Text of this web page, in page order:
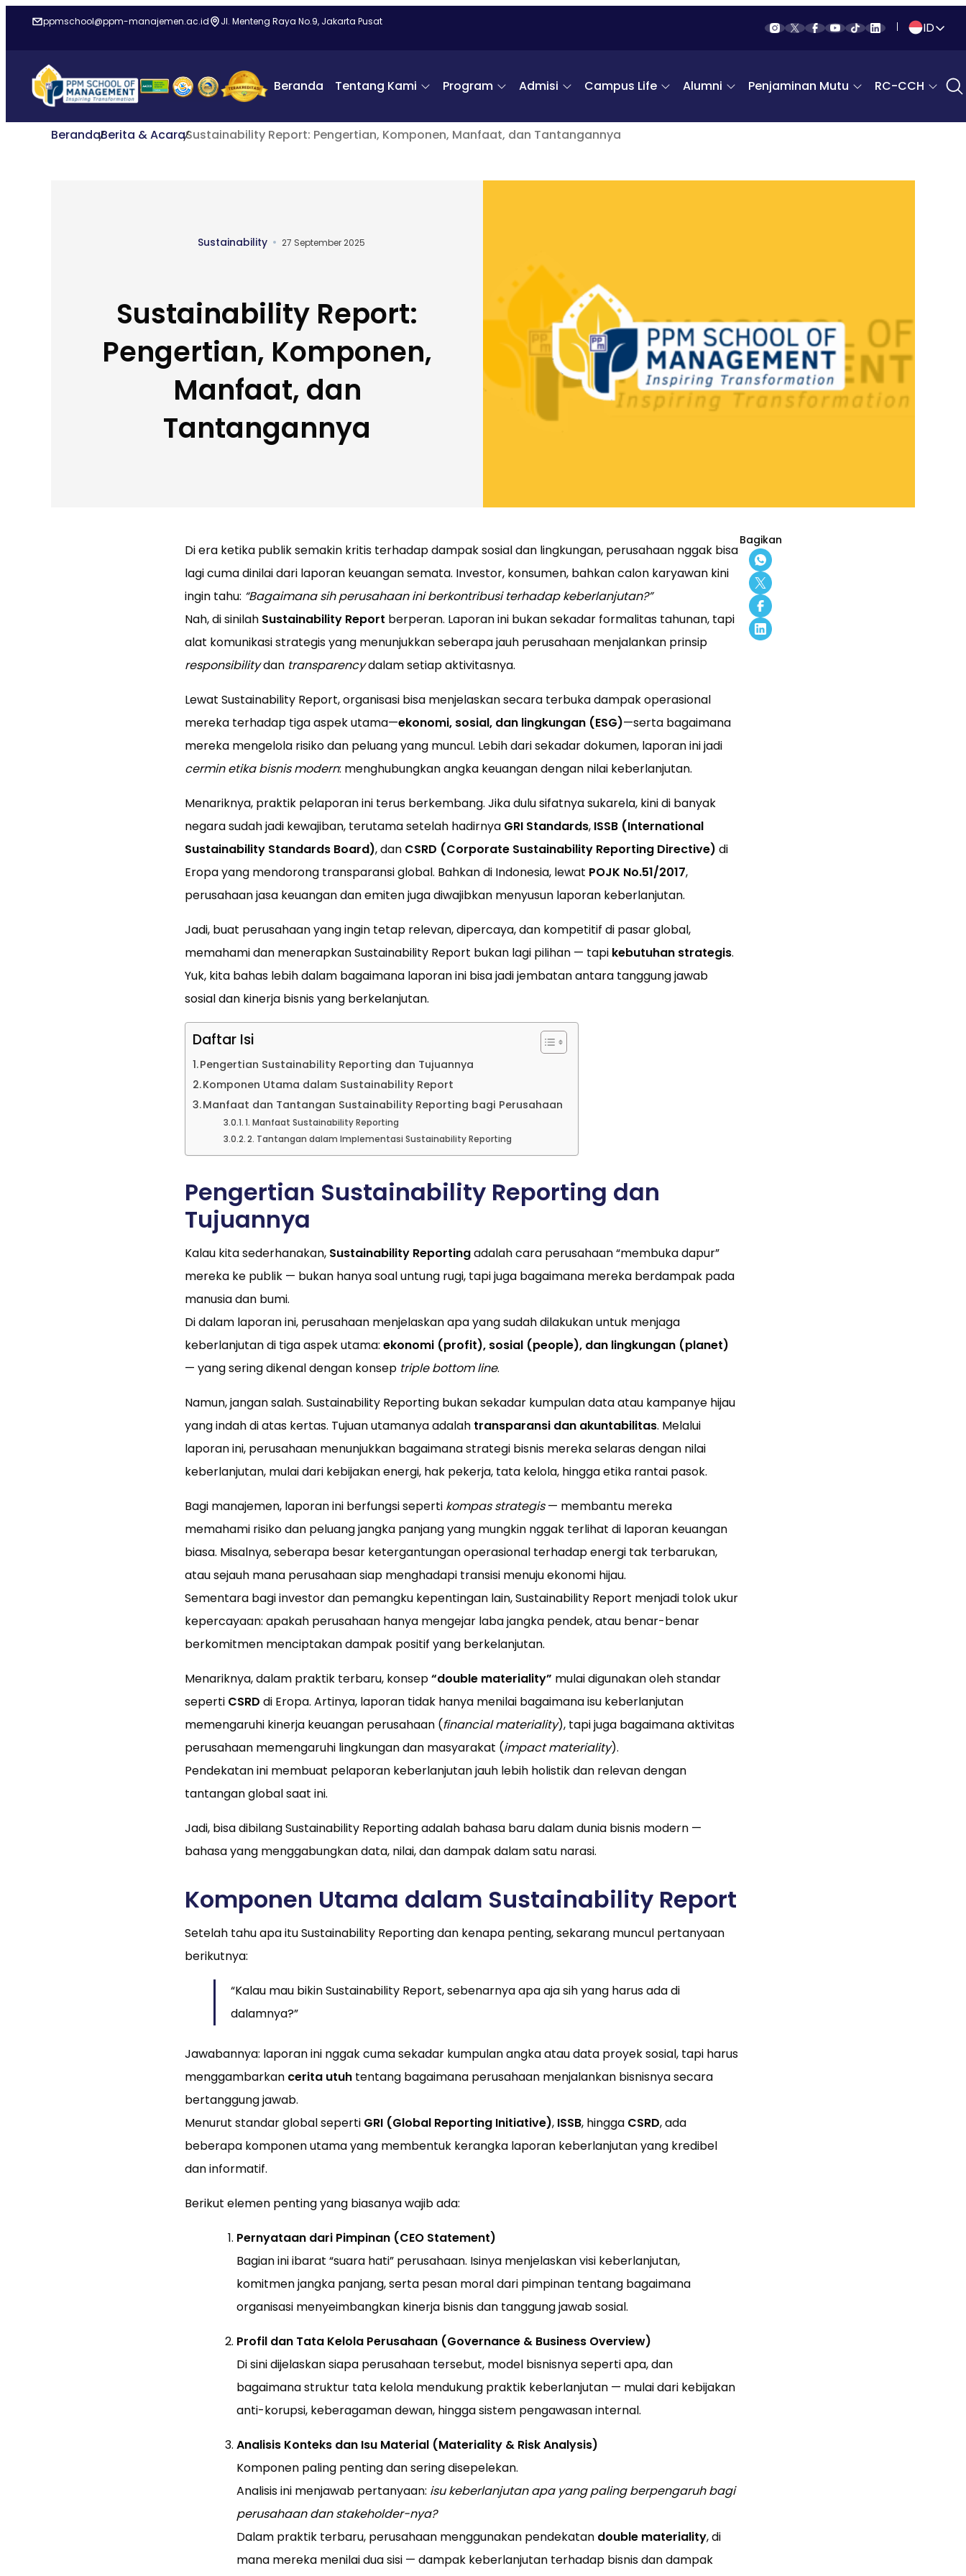
ppmschool@ppm-manajemen.ac.id Jl. Menteng Raya No.9, Jakarta Pusat ID
Beranda Tentang Kami Program Admisi Campus Life Alumni Penjaminan Mutu RC-CCH
BerandaBerita & AcaraSustainability Report: Pengertian, Komponen, Manfaat, dan Tantangannya
Sustainability 27 September 2025
Sustainability Report:
Pengertian, Komponen,
Manfaat, dan
Tantangannya
Di era ketika publik semakin kritis terhadap dampak sosial dan lingkungan, perusahaan nggak bisa
lagi cuma dinilai dari laporan keuangan semata. Investor, konsumen, bahkan calon karyawan kini
ingin tahu: “Bagaimana sih perusahaan ini berkontribusi terhadap keberlanjutan?”
Nah, di sinilah Sustainability Report berperan. Laporan ini bukan sekadar formalitas tahunan, tapi
alat komunikasi strategis yang menunjukkan seberapa jauh perusahaan menjalankan prinsip
responsibilitydan transparencydalam setiap aktivitasnya.
Lewat Sustainability Report, organisasi bisa menjelaskan secara terbuka dampak operasional
mereka terhadap tiga aspek utama—ekonomi, sosial, dan lingkungan (ESG)—serta bagaimana
mereka mengelola risiko dan peluang yang muncul. Lebih dari sekadar dokumen, laporan ini jadi
cermin etika bisnis modern: menghubungkan angka keuangan dengan nilai keberlanjutan.
Menariknya, praktik pelaporan ini terus berkembang. Jika dulu sifatnya sukarela, kini di banyak
negara sudah jadi kewajiban, terutama setelah hadirnya GRI Standards, ISSB (International
Sustainability Standards Board), dan CSRD (Corporate Sustainability Reporting Directive) di
Eropa yang mendorong transparansi global. Bahkan di Indonesia, lewat POJK No.51/2017,
perusahaan jasa keuangan dan emiten juga diwajibkan menyusun laporan keberlanjutan.
Jadi, buat perusahaan yang ingin tetap relevan, dipercaya, dan kompetitif di pasar global,
memahami dan menerapkan Sustainability Report bukan lagi pilihan — tapi kebutuhan strategis.
Yuk, kita bahas lebih dalam bagaimana laporan ini bisa jadi jembatan antara tanggung jawab
sosial dan kinerja bisnis yang berkelanjutan.
Daftar Isi
Pengertian Sustainability Reporting dan Tujuannya
Komponen Utama dalam Sustainability Report
Manfaat dan Tantangan Sustainability Reporting bagi Perusahaan
1. Manfaat Sustainability Reporting
2. Tantangan dalam Implementasi Sustainability Reporting
Pengertian Sustainability Reporting dan
Tujuannya
Kalau kita sederhanakan, Sustainability Reportingadalah cara perusahaan “membuka dapur”
mereka ke publik — bukan hanya soal untung rugi, tapi juga bagaimana mereka berdampak pada
manusia dan bumi.
Di dalam laporan ini, perusahaan menjelaskan apa yang sudah dilakukan untuk menjaga
keberlanjutan di tiga aspek utama: ekonomi (profit), sosial (people), dan lingkungan (planet)
— yang sering dikenal dengan konsep triple bottom line.
Namun, jangan salah. Sustainability Reporting bukan sekadar kumpulan data atau kampanye hijau
yang indah di atas kertas. Tujuan utamanya adalah transparansi dan akuntabilitas. Melalui
laporan ini, perusahaan menunjukkan bagaimana strategi bisnis mereka selaras dengan nilai
keberlanjutan, mulai dari kebijakan energi, hak pekerja, tata kelola, hingga etika rantai pasok.
Bagi manajemen, laporan ini berfungsi seperti kompas strategis— membantu mereka
memahami risiko dan peluang jangka panjang yang mungkin nggak terlihat di laporan keuangan
biasa. Misalnya, seberapa besar ketergantungan operasional terhadap energi tak terbarukan,
atau sejauh mana perusahaan siap menghadapi transisi menuju ekonomi hijau.
Sementara bagi investor dan pemangku kepentingan lain, Sustainability Report menjadi tolok ukur
kepercayaan: apakah perusahaan hanya mengejar laba jangka pendek, atau benar-benar
berkomitmen menciptakan dampak positif yang berkelanjutan.
Menariknya, dalam praktik terbaru, konsep“double materiality” mulai digunakan oleh standar
seperti CSRD di Eropa. Artinya, laporan tidak hanya menilai bagaimana isu keberlanjutan
memengaruhi kinerja keuangan perusahaan (financial materiality), tapi juga bagaimana aktivitas
perusahaan memengaruhi lingkungan dan masyarakat (impact materiality).
Pendekatan ini membuat pelaporan keberlanjutan jauh lebih holistik dan relevan dengan
tantangan global saat ini.
Jadi, bisa dibilang Sustainability Reporting adalah bahasa baru dalam dunia bisnis modern —
bahasa yang menggabungkan data, nilai, dan dampak dalam satu narasi.
Komponen Utama dalam Sustainability Report
Setelah tahu apa itu Sustainability Reporting dan kenapa penting, sekarang muncul pertanyaan
berikutnya:
“Kalau mau bikin Sustainability Report, sebenarnya apa aja sih yang harus ada di
dalamnya?”
Jawabannya: laporan ini nggak cuma sekadar kumpulan angka atau data proyek sosial, tapi harus
menggambarkan cerita utuhtentang bagaimana perusahaan menjalankan bisnisnya secara
bertanggung jawab.
Menurut standar global seperti GRI (Global Reporting Initiative), ISSB, hingga CSRD, ada
beberapa komponen utama yang membentuk kerangka laporan keberlanjutan yang kredibel
dan informatif.
Berikut elemen penting yang biasanya wajib ada:
Pernyataan dari Pimpinan (CEO Statement)
Bagian ini ibarat “suara hati” perusahaan. Isinya menjelaskan visi keberlanjutan,
komitmen jangka panjang, serta pesan moral dari pimpinan tentang bagaimana
organisasi menyeimbangkan kinerja bisnis dan tanggung jawab sosial.
Profil dan Tata Kelola Perusahaan (Governance & Business Overview)
Di sini dijelaskan siapa perusahaan tersebut, model bisnisnya seperti apa, dan
bagaimana struktur tata kelola mendukung praktik keberlanjutan — mulai dari kebijakan
anti-korupsi, keberagaman dewan, hingga sistem pengawasan internal.
Analisis Konteks dan Isu Material (Materiality & Risk Analysis)
Komponen paling penting dan sering disepelekan.
Analisis ini menjawab pertanyaan: isu keberlanjutan apa yang paling berpengaruh bagi
perusahaan dan stakeholder-nya?
Dalam praktik terbaru, perusahaan menggunakan pendekatan double materiality, di
mana mereka menilai dua sisi — dampak keberlanjutan terhadap bisnis dan dampak
Bagikan